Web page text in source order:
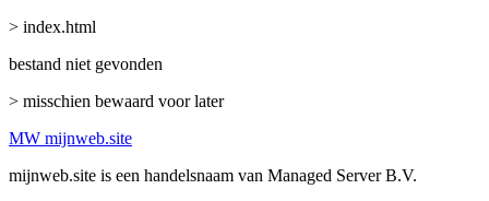
> index.html
bestand niet gevonden
> misschien bewaard voor later
MW mijnweb.site
mijnweb.site is een handelsnaam van Managed Server B.V.